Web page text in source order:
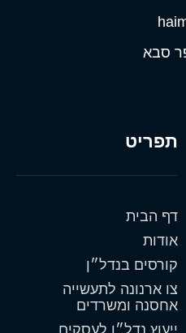
תפריט
דף הבית
אודות
קורסים בנדל״ן
צו ארנונה לתעשייה
אחסנה ומשרדים
סבא